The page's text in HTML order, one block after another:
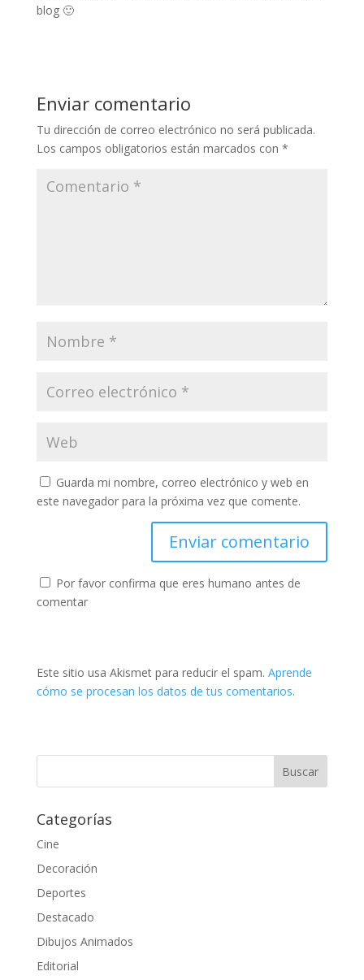
blog 🙂
Enviar comentario
Tu dirección de correo electrónico no será publicada.
Los campos obligatorios están marcados con *
Guarda mi nombre, correo electrónico y web en
este navegador para la próxima vez que comente.
Por favor confirma que eres humano antes de
comentar
Este sitio usa Akismet para reducir el spam. Aprende
cómo se procesan los datos de tus comentarios.
Categorías
Cine
Decoración
Deportes
Destacado
Dibujos Animados
Editorial